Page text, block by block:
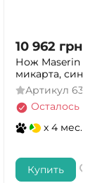
10 962 грн.
Нож Maserin
микарта, синий
Артикул 630/
Осталось
x 4 мес.
Купить